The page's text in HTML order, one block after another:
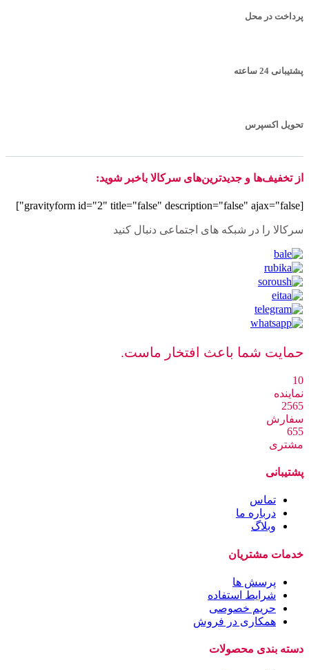
پرداخت در محل
پشتیبانی 24 ساعته
تحویل اکسپرس
از تخفیف‌ها و جدیدترین‌های سرکالا باخبر شوید:
[gravityform id="2" title="false" description="false" ajax="false"]
سرکالا را در شبکه های اجتماعی دنبال کنید
حمایت شما باعث افتخار ماست.
10
نماینده
2565
سفارش
655
مشتری
پشتیبانی
تماس
درباره ما
وبلاگ
خدمات مشتریان
پرسش ها
شرایط استفاده
حریم خصوصی
همکاری در فروش
دسته بندی محصولات